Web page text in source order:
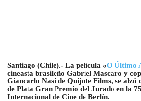
Santiago (Chile).- La película «O Último
cineasta brasileño Gabriel Mascaro y
Giancarlo Nasi de Quijote Films, se alzó
de Plata Gran Premio del Jurado en la
Internacional de Cine de Berlín.